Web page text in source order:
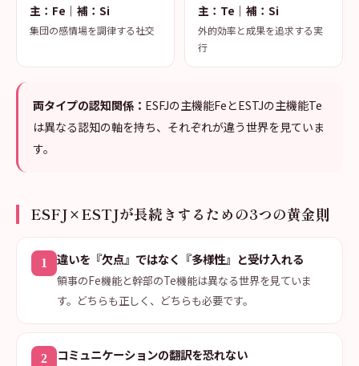
主：Fe｜補：Si
集団の感情場を調律する社交
主：Te｜補：Si
外的効率と成果を追求する実
行
両タイプの認知関係： ESFJの主機能FeとESTJの主機能Te
は異なる認知の軸を持ち、それぞれが違う世界を見ていま
す。
ESFJ×ESTJが長続きするための3つの黄金則
1 違いを『欠点』ではなく『多様性』と受け入れる
領事のFe機能と幹部のTe機能は異なる世界を見ていま
す。どちらも正しく、どちらも必要です。
2 コミュニケーションの翻訳を恐れない